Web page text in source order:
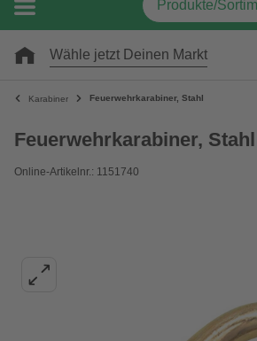
Wähle jetzt Deinen Markt
Karabiner Feuerwehrkarabiner, Stahl
Feuerwehrkarabiner, Stahl
Online-Artikelnr.: 1151740